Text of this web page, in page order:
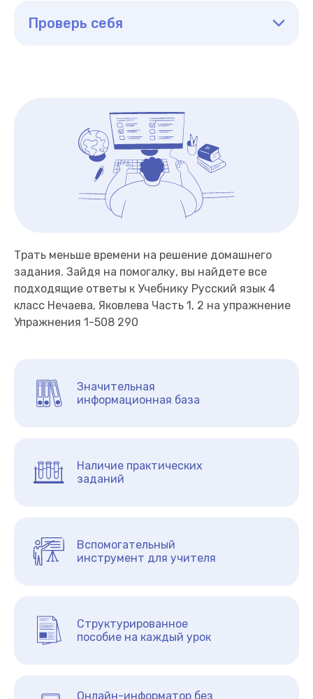
Проверь себя
Трать меньше времени на решение домашнего
задания. Зайдя на помогалку, вы найдете все
подходящие ответы к Учебнику Русский язык 4
класс Нечаева, Яковлева Часть 1, 2 на упражнение
Упражнения 1-508 290
Значительная
информационная база
Наличие практических
заданий
Вспомогательный
инструмент для учителя
Структурированное
пособие на каждый урок
Онлайн-информатор без